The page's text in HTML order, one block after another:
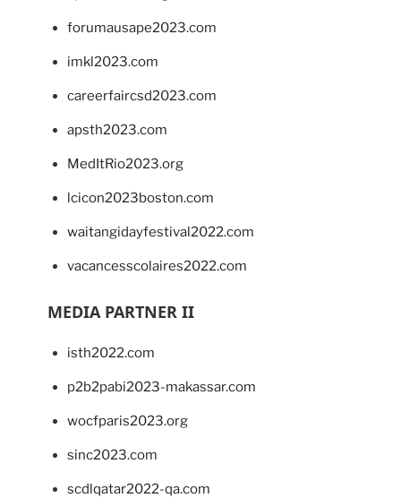
forumausape2023.com
imkl2023.com
careerfaircsd2023.com
apsth2023.com
MedItRio2023.org
lcicon2023boston.com
waitangidayfestival2022.com
vacancesscolaires2022.com
MEDIA PARTNER II
isth2022.com
p2b2pabi2023-makassar.com
wocfparis2023.org
sinc2023.com
scdlqatar2022-qa.com